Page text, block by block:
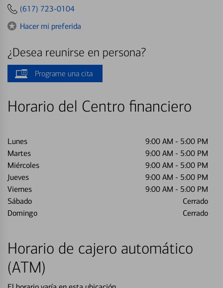
(617) 723-0104
Hacer mi preferida
¿Desea reunirse en persona?
Programe una cita
Horario del Centro financiero
Lunes 9:00 AM - 5:00 PM
Martes
9:00 AM - 5:00 PM
Miércoles
9:00 AM - 5:00 PM
Jueves
9:00 AM - 5:00 PM
Viernes
9:00 AM - 5:00 PM
Sábado
Cerrado
Domingo
Cerrado
Horario de cajero automático
(ATM)